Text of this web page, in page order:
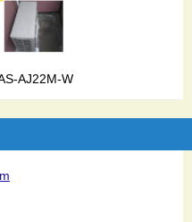
AJ22M-W